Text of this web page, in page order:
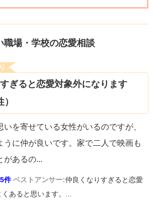
りません。色気はないけど、恋人が
いらっしゃいますよ。色気のせいにし
な？ひとりでできないところがある
こと。素直さをもっと見せる、人に頼
。
ので、わかります（笑）でも男性に
程度にすると良いですね。彼のペー
職場・学校の恋愛相談
ぎると恋愛対象外になります
いを寄せている女性がいるのですが、
うに仲が良いです。家で二人で映画も
があるの...
件 ベストアンサー:仲良くなりすぎると恋愛
あると思います。...